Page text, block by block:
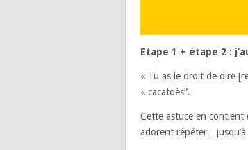
Etape 1 + étape 2 :
« Tu as le droit de dire
« cacatoès”.
Cette astuce en contient
adorent